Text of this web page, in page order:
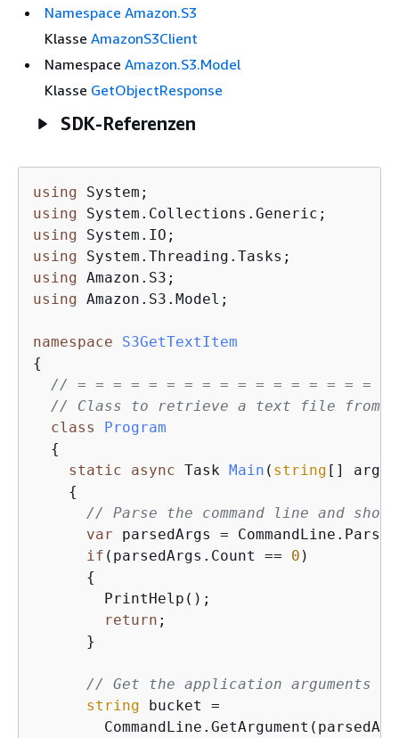
Namespace Amazon.S3
Klasse AmazonS3Client
Namespace Amazon.S3.Model
Klasse GetObjectResponse
SDK-Referenzen
using
using
using
using
using
using Amazon.S3.Model;
namespace
S3GetTextItem
{
// = = = = = = = = = = = = = = = = = =
// Class to retrieve a text file from
class
Program
{
static
async Task Main ( string [] args
{
// Parse the command line and
var parsedArgs =
if (parsedArgs.Count == 0 )
{
        PrintHelp();
return ;
      }
// Get the application arguments
string bucket =